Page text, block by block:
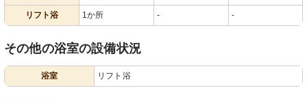
リフト浴 1か所 - -
その他の浴室の設備状況
浴室 リフト浴